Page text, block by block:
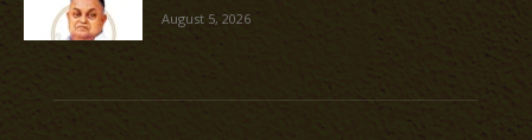
August 5, 2026